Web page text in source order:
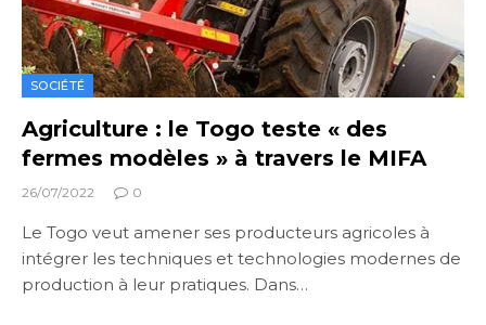
SOCIÉTÉ
Agriculture : le Togo teste « des
fermes modèles » à travers le MIFA
26/07/2022 0
Le Togo veut amener ses producteurs agricoles à
intégrer les techniques et technologies modernes de
production à leur pratiques. Dans…